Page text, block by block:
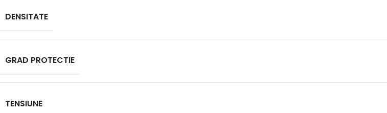
DENSITATE
GRAD PROTECTIE
TENSIUNE